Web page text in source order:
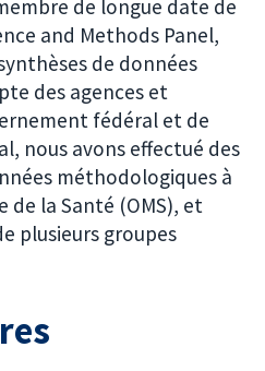
de longue date de
and Methods Panel,
de données
des agences et
fédéral et de
nous avons effectué des
méthodologiques à
la Santé (OMS), et
plusieurs groupes